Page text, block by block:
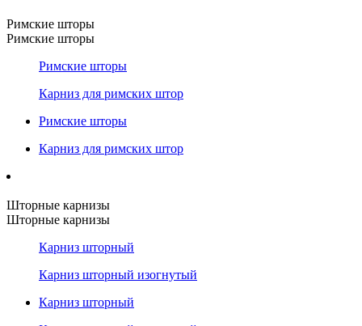
Римские шторы
Римские шторы
Римские шторы
Карниз для римских штор
Римские шторы
Карниз для римских штор
Шторные карнизы
Шторные карнизы
Карниз шторный
Карниз шторный изогнутый
Карниз шторный